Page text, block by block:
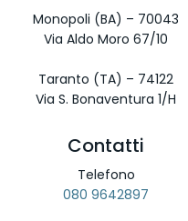
Monopoli (BA) – 70043
Via Aldo Moro 67/10
Taranto (TA) – 74122
Via S. Bonaventura 1/H
Contatti
Telefono
080 9642897